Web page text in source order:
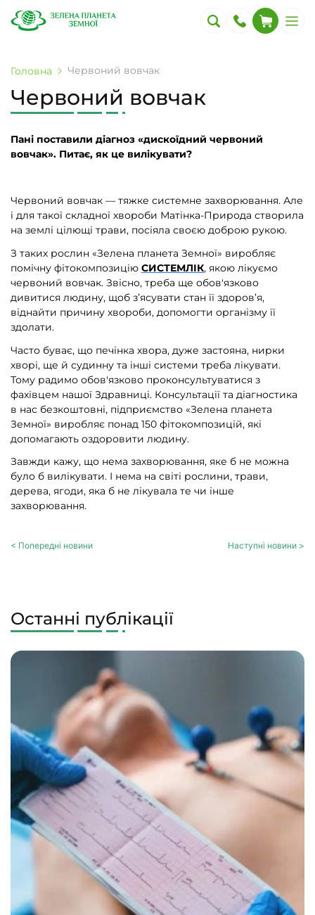
Головна Червоний вовчак
Червоний вовчак
Пані поставили діагноз «дискоїдний червоний
вовчак». Питає, як це вилікувати?
Червоний вовчак — тяжке системне захворювання. Але
і для такої складної хвороби Матінка-Природа створила
на землі цілющі трави, посіяла своєю доброю рукою.
З таких рослин «Зелена планета Земної» виробляє
помічну фітокомпозицію СИСТЕМЛІК, якою лікуємо
червоний вовчак. Звісно, треба ще обов'язково
дивитися людину, щоб з’ясувати стан її здоров’я,
віднайти причину хвороби, допомогти організму її
здолати.
Часто буває, що печінка хвора, дуже застояна, нирки
хворі, ще й судинну та інші системи треба лікувати.
Тому радимо обов'язково проконсультуватися з
фахівцем нашої Здравниці. Консультації та діагностика
в нас безкоштовні, підприємство «Зелена планета
Земної» виробляє понад 150 фітокомпозицій, які
допомагають оздоровити людину.
Завжди кажу, що нема захворювання, яке б не можна
було б вилікувати. І нема на світі рослини, трави,
дерева, ягоди, яка б не лікувала те чи інше
захворювання.
< Попередні новини Наступні новини >
Останні публікації